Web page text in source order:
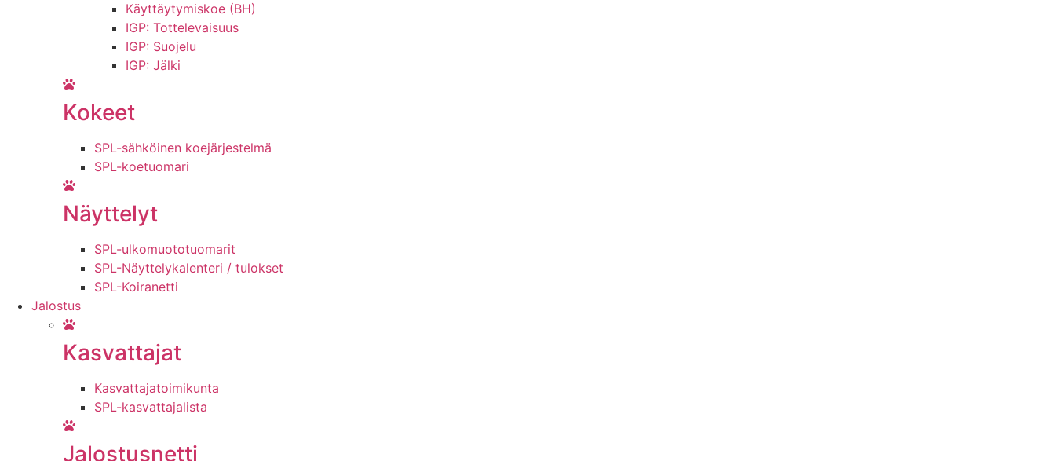
Käyttäytymiskoe (BH)
IGP: Tottelevaisuus
IGP: Suojelu
IGP: Jälki
Kokeet
SPL-sähköinen koejärjestelmä
SPL-koetuomari
Näyttelyt
SPL-ulkomuototuomarit
SPL-Näyttelykalenteri / tulokset
SPL-Koiranetti
Jalostus
Kasvattajat
Kasvattajatoimikunta
SPL-kasvattajalista
Jalostusnetti